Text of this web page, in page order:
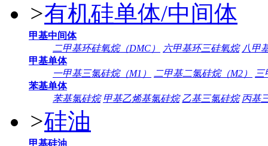
>有机硅单体/中间体
甲基中间体
二甲基环硅氧烷（DMC）
六甲基环三硅氧烷 八甲
甲基单体
一甲基三氯硅烷（M1）
二甲基二氯硅烷（M2）
三
苯基单体
苯基氯硅烷 甲基乙烯基氯硅烷 乙基三氯硅烷 丙基
>硅油
甲基硅油